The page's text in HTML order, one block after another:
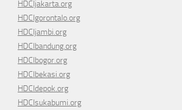
HDCIjakarta.org
HDCIgorontalo.org
HDCIjambi.org
HDCIbandung.org
HDCIbogor.org
HDCIbekasi.org
HDCIdepok.org
HDCIsukabumi.org